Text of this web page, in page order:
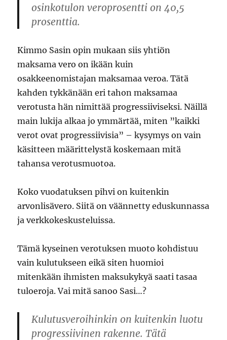
osinkotulon veroprosentti on 40,5
prosenttia.
Kimmo Sasin opin mukaan siis yhtiön
maksama vero on ikään kuin
osakkeenomistajan maksamaa veroa. Tätä
kahden tykkänään eri tahon maksamaa
verotusta hän nimittää progressiiviseksi. Näillä
main lukija alkaa jo ymmärtää, miten ”kaikki
verot ovat progressiivisia” – kysymys on vain
käsitteen määrittelystä koskemaan mitä
tahansa verotusmuotoa.
Koko vuodatuksen pihvi on kuitenkin
arvonlisävero. Siitä on väännetty eduskunnassa
ja verkkokeskusteluissa.
Tämä kyseinen verotuksen muoto kohdistuu
vain kulutukseen eikä siten huomioi
mitenkään ihmisten maksukykyä saati tasaa
tuloeroja. Vai mitä sanoo Sasi…?
Kulutusveroihinkin on kuitenkin luotu
progressiivinen rakenne. Tätä